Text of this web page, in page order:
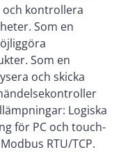
kontrollera
Som en
Som en
och skicka
Logiska
för PC och touch-
RTU/TCP.